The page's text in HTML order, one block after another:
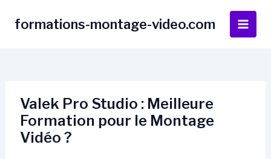
formations-montage-video.com
Main
Valek Pro Studio : Meilleure
Formation pour le Montage
Vidéo ?
des